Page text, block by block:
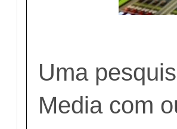
Uma
Media com